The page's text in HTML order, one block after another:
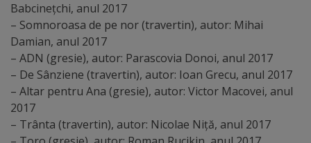
și
integritate
Servicii
Plăți
Babcinețchi, anul 2017
– Somnoroasa de pe nor (travertin), autor: Mihai
Damian, anul 2017
– ADN (gresie), autor: Parascovia Donoi, anul 2017
– De Sânziene (travertin), autor: Ioan Grecu, anul 2017
– Altar pentru Ana (gresie), autor: Victor Macovei, anul
2017
– Trânta (travertin), autor: Nicolae Niță, anul 2017